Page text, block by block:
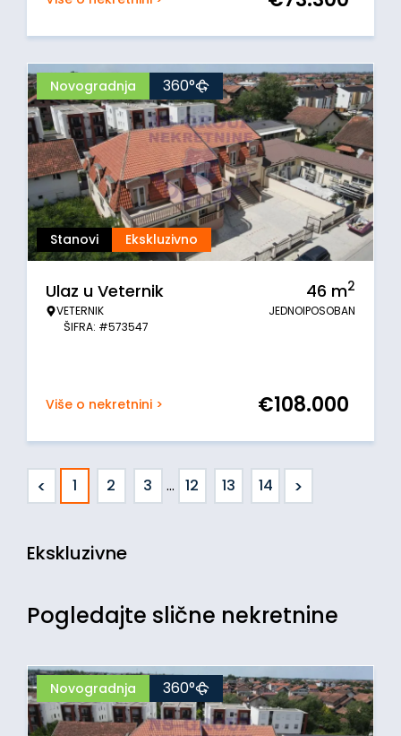
Stanovi Ekskluzivno
Novogradnja 360°
Ulaz u Veternik
VETERNIK
ŠIFRA: #573547
46 m2
JEDNOIPOSOBAN
Više o nekretnini > €108.000
< 1 2 3 ... 12 13 14 >
Ekskluzivne
Pogledajte slične nekretnine
Novogradnja 360°